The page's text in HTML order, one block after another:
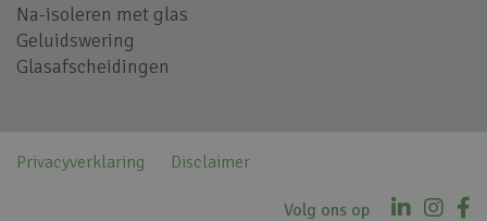
Na-isoleren met glas
Geluidswering
Glasafscheidingen
Privacyverklaring Disclaimer
Volg ons op